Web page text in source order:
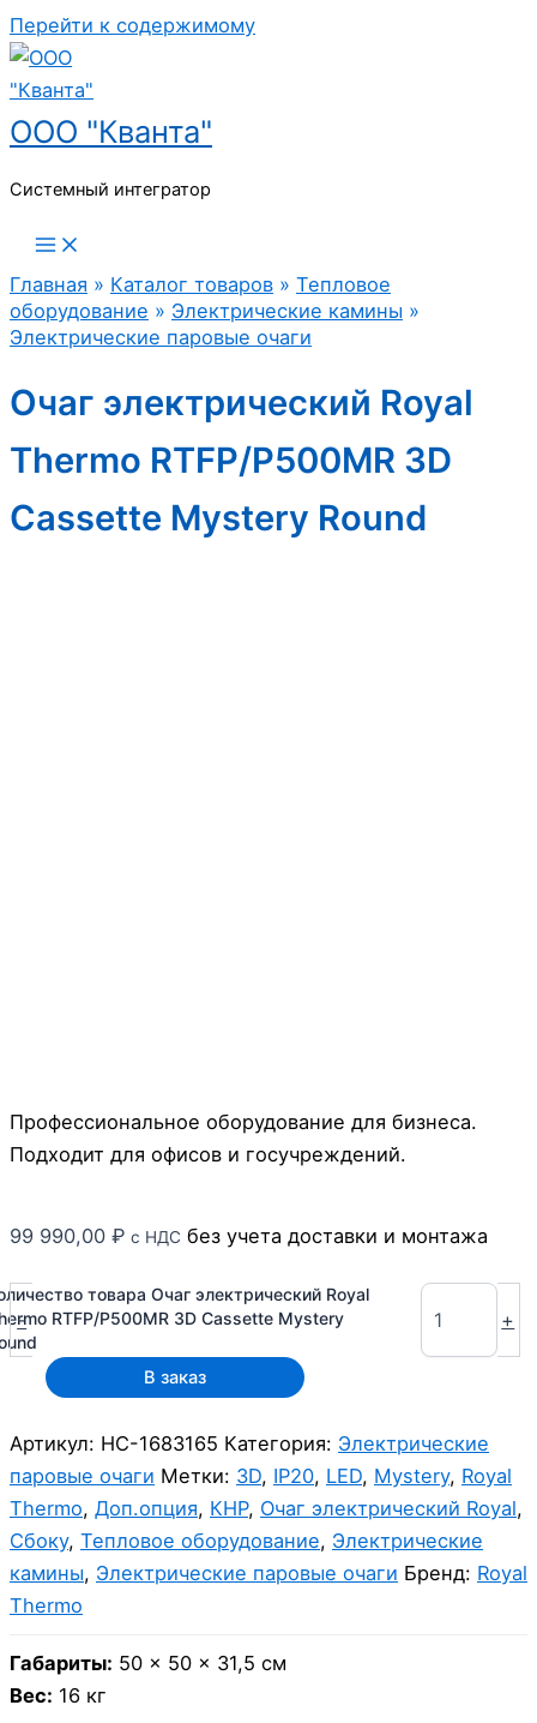
Перейти к содержимому
ООО "Кванта"
Системный интегратор
Главная » Каталог товаров » Тепловое
оборудование » Электрические камины »
Электрические паровые очаги
Очаг электрический Royal
Thermo RTFP/P500MR 3D
Cassette Mystery Round
Профессиональное оборудование для бизнеса.
Подходит для офисов и госучреждений.
99 990,00 ₽ с НДС без учета доставки и монтажа
-
товара Очаг электрический Royal
RTFP/P500MR 3D Cassette Mystery
+
В заказ
Артикул: НС-1683165 Категория: Электрические
паровые очаги Метки: 3D, IP20, LED, Mystery, Royal
Thermo, Доп.опция, КНР, Очаг электрический Royal,
Сбоку, Тепловое оборудование, Электрические
камины, Электрические паровые очаги Бренд: Royal
Thermo
Габариты: 50 × 50 × 31,5 см
Вес: 16 кг